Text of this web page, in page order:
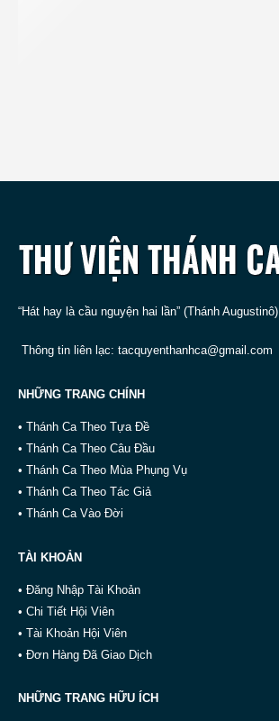
“Hát hay là cầu nguyện hai lần” (Thánh Augustinô)
Thông tin liên lạc: tacquyenthanhca@gmail.com
NHỮNG TRANG CHÍNH
• Thánh Ca Theo Tựa Đề
• Thánh Ca Theo Câu Đầu
• Thánh Ca Theo Mùa Phụng Vụ
• Thánh Ca Theo Tác Giả
• Thánh Ca Vào Đời
TÀI KHOẢN
• Đăng Nhập Tài Khoản
• Chi Tiết Hội Viên
• Tài Khoản Hội Viên
• Đơn Hàng Đã Giao Dịch
NHỮNG TRANG HỮU ÍCH